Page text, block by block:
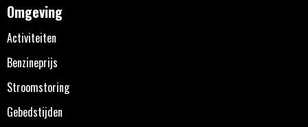
Omgeving
Activiteiten
Benzineprijs
Stroomstoring
Gebedstijden